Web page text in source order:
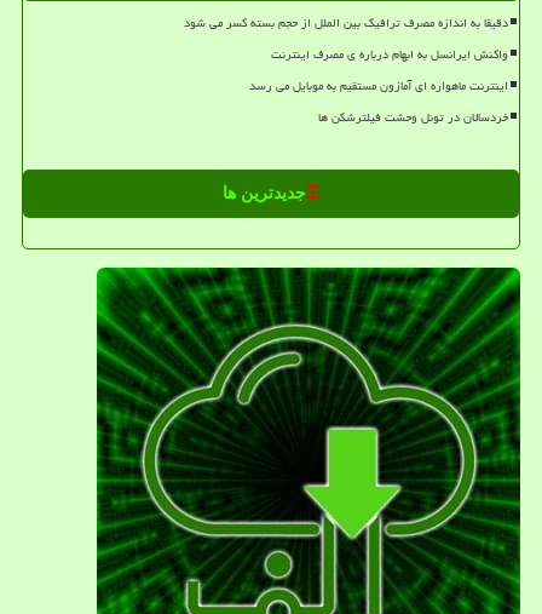
دقیقا به اندازه مصرف ترافیک بین الملل از حجم بسته کسر می شود
واکنش ایرانسل به ابهام درباره ی مصرف اینترنت
اینترنت ماهواره ای آمازون مستقیم به موبایل می رسد
خردسالان در تونل وحشت فیلترشکن ها
جدیدترین ها